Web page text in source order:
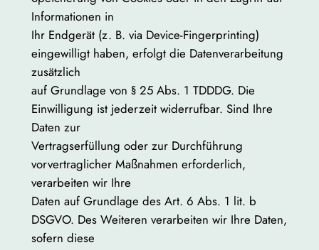
Informationen in
Ihr Endgerät (z. B. via Device-Fingerprinting)
eingewilligt haben, erfolgt die Datenverarbeitung
zusätzlich
auf Grundlage von § 25 Abs. 1 TDDDG. Die
Einwilligung ist jederzeit widerrufbar. Sind Ihre
Daten zur
Vertragserfüllung oder zur Durchführung
vorvertraglicher Maßnahmen erforderlich,
verarbeiten wir Ihre
Daten auf Grundlage des Art. 6 Abs. 1 lit. b
DSGVO. Des Weiteren verarbeiten wir Ihre Daten,
sofern diese